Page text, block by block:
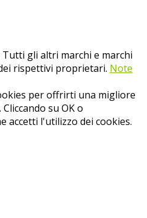
Tutti gli altri marchi e marchi
rispettivi proprietari. Note
per offrirti una migliore
su OK o
accetti l'utilizzo dei cookies.